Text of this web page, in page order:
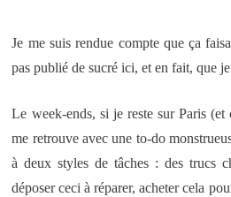
Je me suis rendue compte que ça
pas publié de sucré ici, et en fait, que
Le week-ends, si je reste sur Paris (et
me retrouve avec une to-do
à deux styles de tâches : des trucs
déposer ceci à réparer, acheter cela